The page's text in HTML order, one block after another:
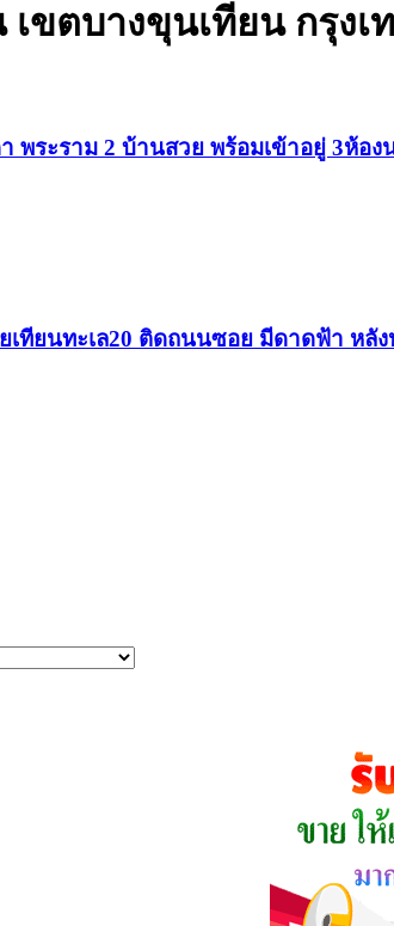
เขตบางขุนเทียน กรุงเ
พระราม 2 บ้านสวย พร้อมเข้าอยู่ 3ห้อง
เทียนทะเล20 ติดถนนซอย มีดาดฟ้า หลั